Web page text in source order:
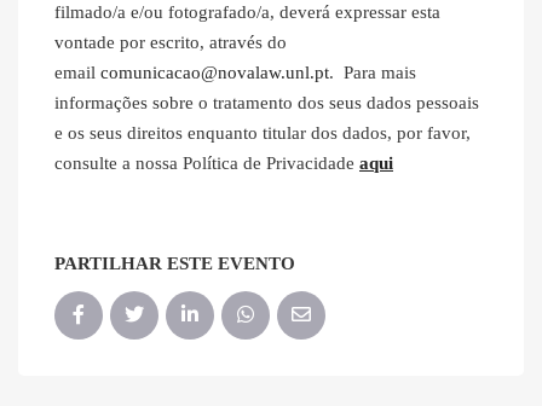
filmado/a e/ou fotografado/a, deverá expressar esta
vontade por escrito, através do
email comunicacao@novalaw.unl.pt. Para mais
informações sobre o tratamento dos seus dados pessoais
e os seus direitos enquanto titular dos dados, por favor,
consulte a nossa Política de Privacidade aqui
PARTILHAR ESTE EVENTO